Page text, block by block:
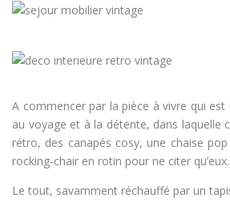
A commencer par la pièce à vivre qui
au voyage et à la détente, dans laquelle
rétro, des canapés cosy, une chaise
rocking-chair en rotin pour ne citer qu’eux.
Le tout, savamment réchauffé par un